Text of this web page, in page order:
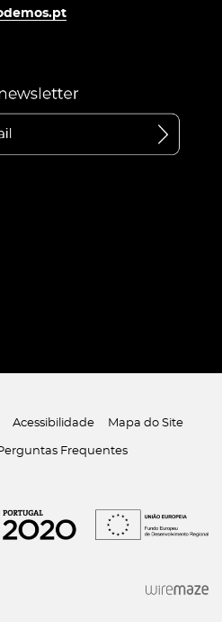
Acessibilidade Mapa do Site
Frequentes